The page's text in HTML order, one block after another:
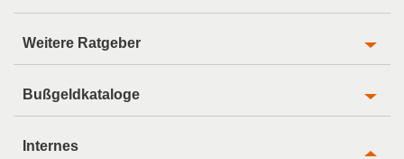
Weitere Ratgeber
Bußgeldkataloge
Internes